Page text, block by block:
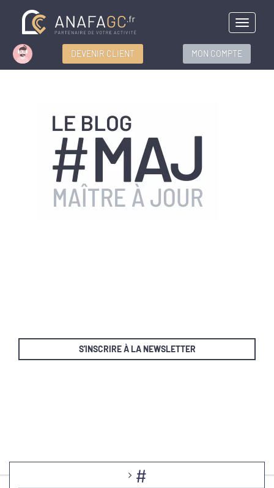
Menu
DEVENIR CLIENT MON COMPTE
S'INSCRIRE À LA NEWSLETTER
#